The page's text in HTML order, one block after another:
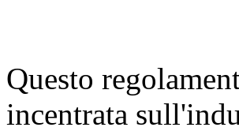
Questo
incentrata